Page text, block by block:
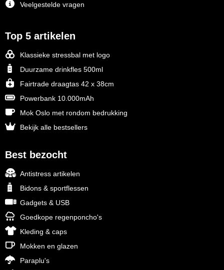
Veelgestelde vragen
Top 5 artikelen
Klassieke stressbal met logo
Duurzame drinkfles 500ml
Fairtrade draagtas 42 x 38cm
Powerbank 10.000mAh
Mok Oslo met rondom bedrukking
Bekijk alle bestsellers
Best bezocht
Antistress artikelen
Bidons & sportflessen
Gadgets & USB
Goedkope regenponcho's
Kleding & caps
Mokken en glazen
Paraplu's